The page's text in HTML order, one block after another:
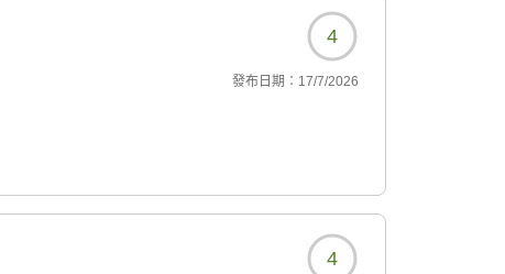
4
發布日期： 17/7/2026
4